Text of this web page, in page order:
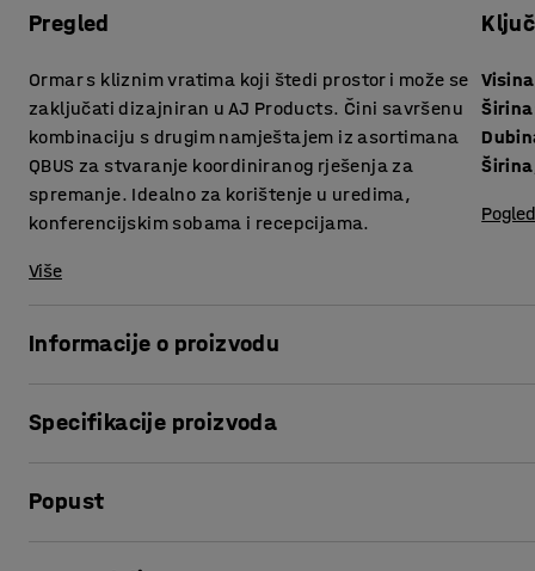
Pregled
Ormar s kliznim vratima koji štedi prostor i može se
zaključati dizajniran u AJ Products. Čini savršenu
kombinaciju s drugim namještajem iz asortimana
QBUS za stvaranje koordiniranog rješenja za
spremanje. Idealno za korištenje u uredima,
konferencijskim sobama i recepcijama.
Više
Visina
Širina
Informacije o proizvodu
Ovaj praktičan ormar je idealan za spremanje
vrata ne otvaraju prema van.
Specifikacije proizvoda
Širina: 1200
Popust
Ispis stranice